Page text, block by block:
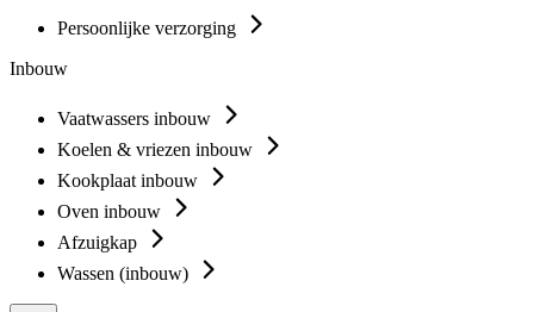
Persoonlijke verzorging
Inbouw
Vaatwassers inbouw
Koelen & vriezen inbouw
Kookplaat inbouw
Oven inbouw
Afzuigkap
Wassen (inbouw)